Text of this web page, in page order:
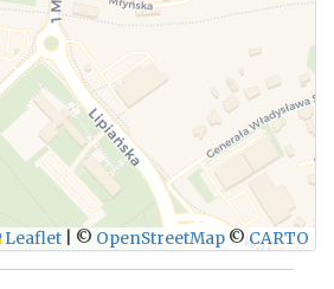
Leaflet © OpenStreetMap ©CARTO